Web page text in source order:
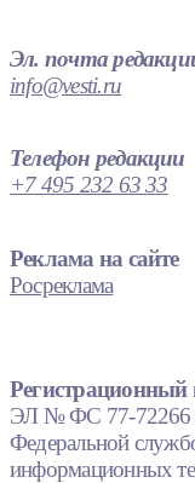
Эл. почта
info@vesti.ru
Телефон редакции
+7 495 232 63 33
Реклама на сайте
Росреклама
Регистрационный
ЭЛ № ФС 77-72266
Федеральной
информационных